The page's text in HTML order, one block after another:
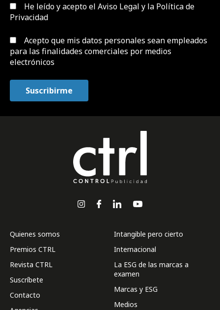
He leído y acepto el Aviso Legal y la Política de
Privacidad
Acepto que mis datos personales sean empleados
para las finalidades comerciales por medios
electrónicos
Quienes somos
Premios CTRL
Revista CTRL
Suscríbete
Contacto
Intangible pero cierto
Internacional
La ESG de las marcas a
examen
Marcas y ESG
Medios